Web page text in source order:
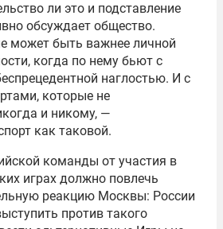
ли это и подставление
обсуждает общество.
может быть важнее личной
когда по нему бьют с
наглостью. И с
которые не
и никому, —
как таковой.
команды от участия в
играх должно повлечь
реакцию Москвы: России
против такого